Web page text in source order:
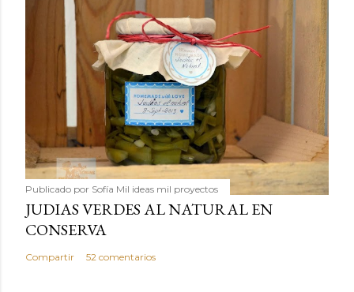
Publicado por Sofía Mil ideas mil proyectos
JUDIAS VERDES AL NATURAL EN
CONSERVA
Compartir 52 comentarios